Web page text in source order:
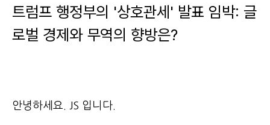
트럼프 행정부의 '상호관세' 발표 임박: 글
로벌 경제와 무역의 향방은?
안녕하세요. JS 입니다.